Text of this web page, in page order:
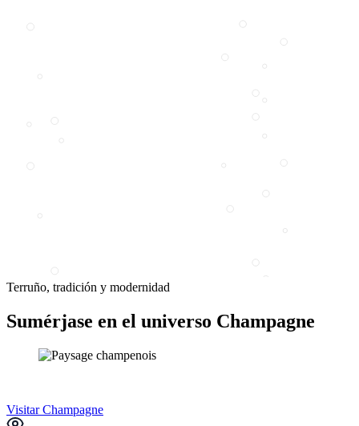
Terruño, tradición y modernidad
Sumérjase en el universo Champagne
Visitar Champagne